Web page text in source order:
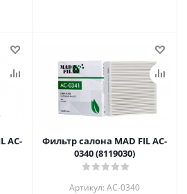
Фильтр салона MAD FIL AC-
0340 (8119030)
Артикул: AC-0340